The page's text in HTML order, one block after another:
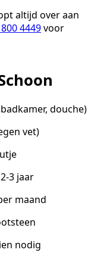
altijd over aan
4449voor
douche)
vet)
3 jaar
maand
nodig